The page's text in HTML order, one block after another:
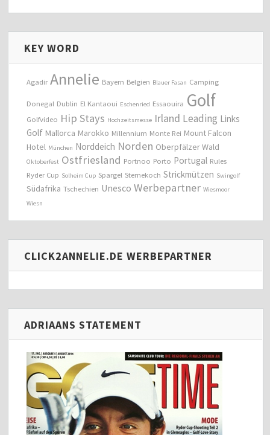
KEY WORD
Agadir Annelie Bayern Belgien Blauer Fasan Camping
Donegal Dublin El Kantaoui Eschenried Essaouira Golf
Golfvideo Hip Stays Hochzeitsmesse Irland Leading Links
Golf Mallorca Marokko Millennium Monte Rei Mount Falcon
Hotel München Norddeich Norden Oberpfälzer Wald
Oktoberfest Ostfriesland Portnoo Porto Portugal Rules
Ryder Cup Solheim Cup Spargel Sternekoch Strickmützen Swingolf
Südafrika Tschechien Unesco Werbepartner Wiesmoor
Wiesn
CLICK2ANNELIE.DE WERBEPARTNER
ADRIAANS STATEMENT